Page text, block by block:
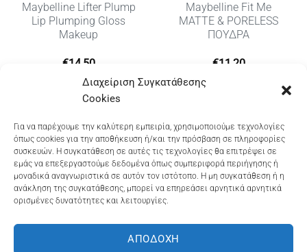
Διαχείριση Συγκατάθεσης
Cookies
Για να παρέχουμε την καλύτερη εμπειρία, χρησιμοποιούμε τεχνολογίες
όπως cookies για την αποθήκευση ή/και την πρόσβαση σε πληροφορίες
συσκευών. Η συγκατάθεση σε αυτές τις τεχνολογίες θα επιτρέψει σε
εμάς να επεξεργαστούμε δεδομένα όπως συμπεριφορά περιήγησης ή
μοναδικά αναγνωριστικά σε αυτόν τον ιστότοπο. Η μη συγκατάθεση ή η
ανάκληση της συγκατάθεσης, μπορεί να επηρεάσει αρνητικά αρνητικά
ορισμένες δυνατότητες και λειτουργίες.
ΑΠΟΔΟΧΉ
Maybelline Lifter Plump
Lip Plumping Gloss
Makeup
€14,50
Maybelline Fit Me
MATTE & PORELESS
ΠΟΥΔΡΑ
€11,20
Dioni Hair Care, Ζυμβρακάκηδων 33, τηλ 28210
91906
Dioni Hair Spa, Κ. Σφακιανάκη 5, τηλ 28210 94712
On